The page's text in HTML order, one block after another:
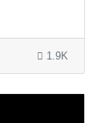
1.9K